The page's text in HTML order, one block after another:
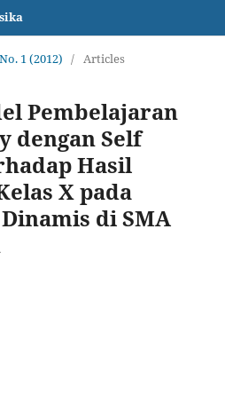
1 (2012) / Articles
Pembelajaran
dengan Self
Hasil
X pada
di SMA